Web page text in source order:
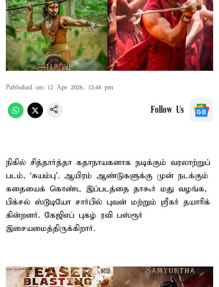
Published on: 12 Apr 2026, 12:48 pm
Follow Us
நிகில் சித்​தார்த்தா கதா​நாயக​னாக நடிக்​கும் வரலாற்​றுப்
படம், ‘சுயம்​பு’. ஆயிரம் ஆண்​டு​களுக்கு முன் நடக்​கும்
கதையைக் கொண்ட இப்​படத்தை தாகூர் மது வழங்க,
பிக்​சல் ஸ்டூடியோ சார்​பில் புவன் மற்​றும் ஸ்ரீகர் தயாரிக்​
கின்​றனர். கேஜிஎப் புகழ் ரவி பஸ்ரூர்
இசையமைத்திருக்கிறார்.